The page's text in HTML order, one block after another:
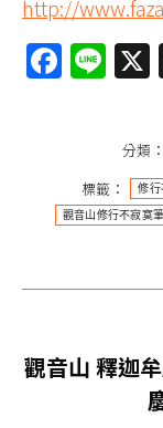
http://
分類：
標籤：
修行
觀音山修行不寂寞
章
觀音山 釋迦